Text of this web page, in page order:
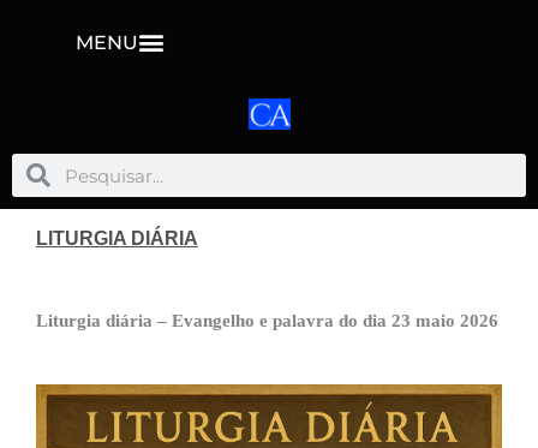
MENU
PesquisarPesquisar
LITURGIA DIÁRIA
Liturgia diária – Evangelho e palavra do dia 23 maio 2026